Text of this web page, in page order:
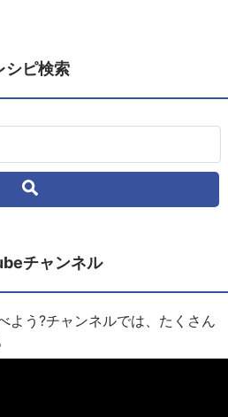
シピ検索
チャンネル
よう?チャンネルでは、たくさん